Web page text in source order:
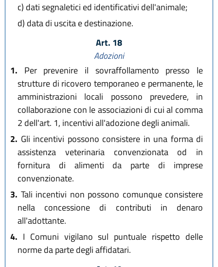
c) dati segnaletici ed identificativi dell'animale;
d) data di uscita e destinazione.
Art. 18
Adozioni
1. Per prevenire il sovraffollamento presso le
strutture di ricovero temporaneo e permanente, le
amministrazioni locali possono prevedere, in
collaborazione con le associazioni di cui al comma
2 dell'art. 1, incentivi all'adozione degli animali.
2. Gli incentivi possono consistere in una forma di
assistenza veterinaria convenzionata od in
fornitura di alimenti da parte di imprese
convenzionate.
3. Tali incentivi non possono comunque consistere
nella concessione di contributi in denaro
all'adottante.
4. I Comuni vigilano sul puntuale rispetto delle
norme da parte degli affidatari.